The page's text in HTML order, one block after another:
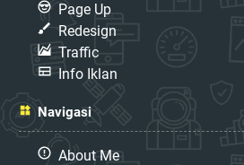
Page Up
Redesign
Traffic
Info Iklan
Navigasi
About Me